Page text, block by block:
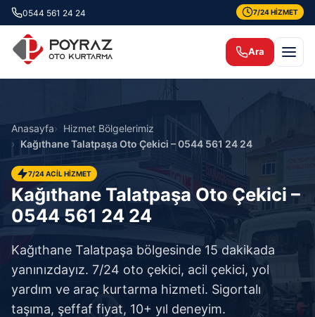
0544 561 24 24 7/24 HİZMET
Ara
Anasayfa
Hizmet Bölgelerimiz
Kağıthane Talatpaşa Oto Çekici – 0544 561 24 24
7/24 ACİL HİZMET
Kağıthane Talatpaşa Oto Çekici –
0544 561 24 24
Kağıthane Talatpaşa bölgesinde 15 dakikada
yanınızdayız. 7/24 oto çekici, acil çekici, yol
yardım ve araç kurtarma hizmeti. Sigortalı
taşıma, şeffaf fiyat, 10+ yıl deneyim.